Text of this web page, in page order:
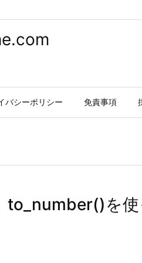
バシーポリシー 免責事項
to_number()を